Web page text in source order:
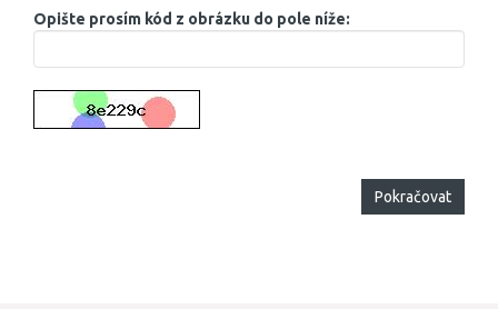
Opište prosím kód z obrázku do pole níže:
Pokračovat